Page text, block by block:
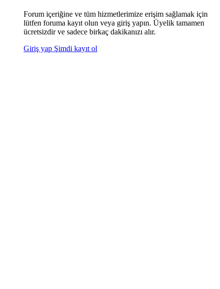
Forum içeriğine ve tüm hizmetlerimize erişim sağlamak için
lütfen foruma kayıt olun veya giriş yapın. Üyelik tamamen
ücretsizdir ve sadece birkaç dakikanızı alır.
Giriş yap Şimdi kayıt ol